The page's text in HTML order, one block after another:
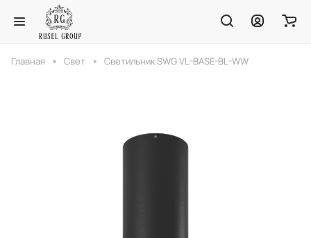
Главная Свет Светильник SWG VL-BASE-BL-WW